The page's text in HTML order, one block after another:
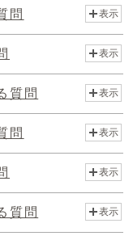
問 表示
表示
質問 表示
問 表示
表示
質問 表示